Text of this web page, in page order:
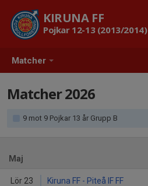
Matcher
KIRUNA FF
Pojkar 12-13 (2013/2014)
Matcher 2026
9 mot 9 Pojkar 13 år Grupp B
Maj
Lör 23
Kiruna FF - Piteå IF FF